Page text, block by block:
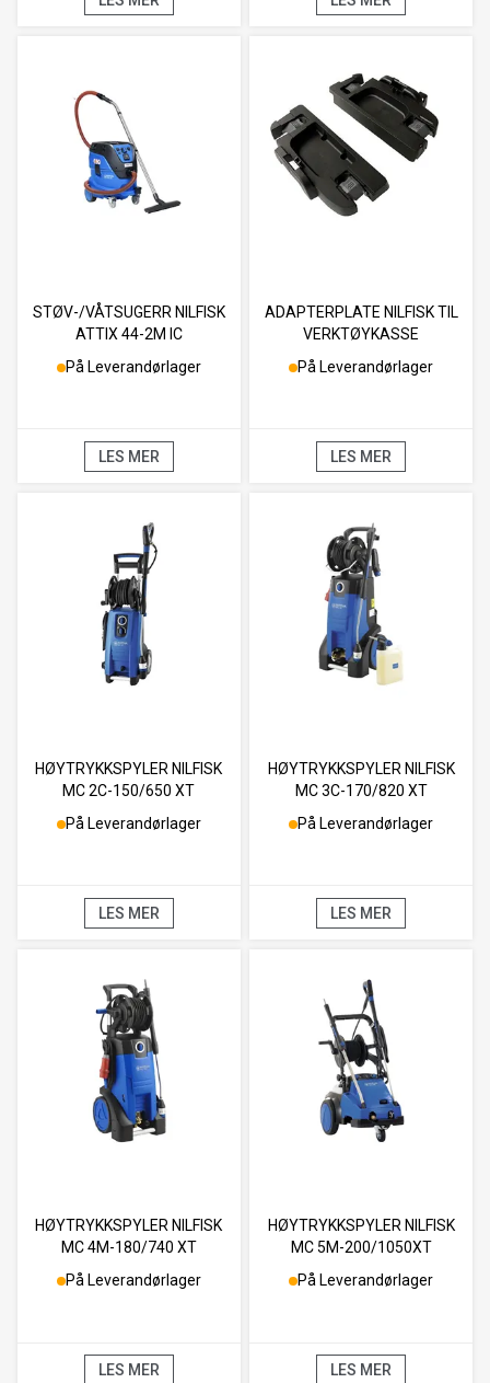
STØV-/VÅTSUGERR NILFISK
ATTIX 44-2M IC
På Leverandørlager
LES MER
ADAPTERPLATE NILFISK TIL
VERKTØYKASSE
På Leverandørlager
LES MER
HØYTRYKKSPYLER NILFISK
MC 2C-150/650 XT
På Leverandørlager
LES MER
HØYTRYKKSPYLER NILFISK
MC 3C-170/820 XT
På Leverandørlager
LES MER
HØYTRYKKSPYLER NILFISK
MC 4M-180/740 XT
På Leverandørlager
LES MER
HØYTRYKKSPYLER NILFISK
MC 5M-200/1050XT
På Leverandørlager
LES MER